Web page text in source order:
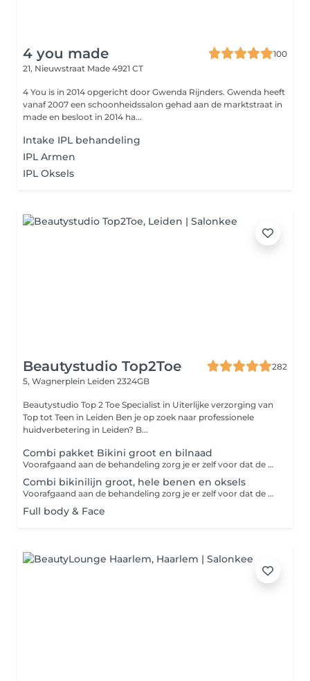
4 you made
100
21, Nieuwstraat Made 4921 CT
4 You is in 2014 opgericht door Gwenda Rijnders. Gwenda heeft
vanaf 2007 een schoonheidssalon gehad aan de marktstraat in
made en besloot in 2014 ha...
Intake IPL behandeling
IPL Armen
IPL Oksels
Beautystudio Top2Toe
282
5, Wagnerplein Leiden 2324GB
Beautystudio Top 2 Toe Specialist in Uiterlijke verzorging van
Top tot Teen in Leiden Ben je op zoek naar professionele
huidverbetering in Leiden? B...
Combi pakket Bikini groot en bilnaad
Voorafgaand aan de behandeling zorg je er zelf voor dat de huid gladgeschoren is (maximaal 24 uur van te voren). In onze kliniek wordt je huidtype bepaalt en je gezondheid besproken. Gemiddeld zijn er 6 behandelingen nodig om geheel haarvrij te zijn daarom onze pakketprijs 5(+1 gratis) <div>U heeft een afspraak gemaakt voor definitief ontharen.<br>Indien dit uw eerste afspraak is bij onze behandelaars dient er een intake vooraf geboekt te zijn.<br> <br>let op u dient te gewenste te behandelen zone uiterlijk 24 uur voor de afsprak geschoren te hebben, indien dit niet het geval is kunnen wij niet behandelen.<br> <br>Intieme zones dienen gewassen te zijn vlak voor u naar de afspraak komt en in de tussentijd geen gebruik maken van het toilet! Wij behandelen geen intieme zones tijdens menstruatie u dient de afspraak dan conform ons annuleringsbeleid te verplaatsen</div>
Combi bikinilijn groot, hele benen en oksels
Voorafgaand aan de behandeling zorg je er zelf voor dat de huid gladgeschoren is (maximaal 24 uur van te voren). In onze kliniek wordt je huidtype bepaalt en je gezondheid besproken. Gemiddeld zijn er 6 behandelingen nodig om geheel haarvrij te zijn daarom onze pakketprijs 5(+1 gratis) <div>U heeft een afspraak gemaakt voor definitief ontharen.<br>Indien dit uw eerste afspraak is bij onze behandelaars dient er een intake vooraf geboekt te zijn.<br> <br>let op u dient te gewenste te behandelen zone uiterlijk 24 uur voor de afsprak geschoren te hebben, indien dit niet het geval is kunnen wij niet behandelen.<br> <br>Intieme zones dienen gewassen te zijn vlak voor u naar de afspraak komt en in de tussentijd geen gebruik maken van het toilet! Wij behandelen geen intieme zones tijdens menstruatie u dient de afspraak dan conform ons annuleringsbeleid te verplaatsen</div>
Full body & Face